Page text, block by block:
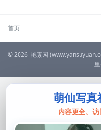
首页
© 2026 艳素园
萌仙写真
内容更全、访